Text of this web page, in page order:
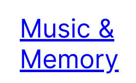
Music &
Memory